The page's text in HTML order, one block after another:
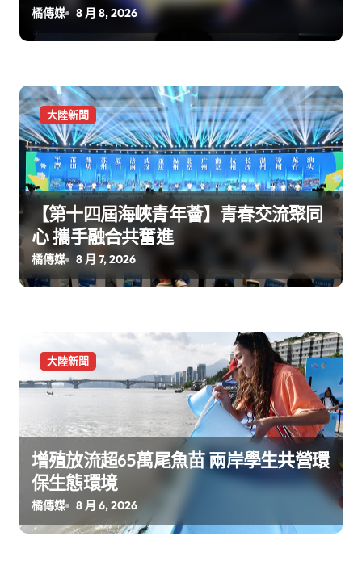
橘傳媒 8 月 8, 2026
大陸新聞
【第十四屆海峽青年薈】青春交流聚同
心 攜手融合共奮進
橘傳媒 8 月 7, 2026
大陸新聞
增殖放流超65萬尾魚苗 兩岸學生共營環
保生態環境
橘傳媒 8 月 6, 2026